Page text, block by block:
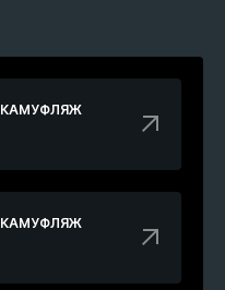
КАМУФЛЯЖ
КАМУФЛЯЖ